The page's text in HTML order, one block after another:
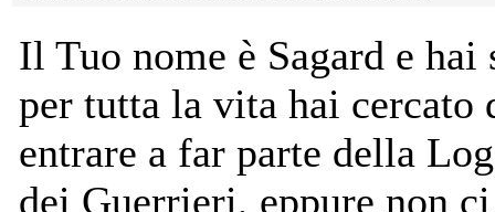
Il Tuo nome è Sagard e hai
per tutta la vita hai cercato
entrare a far parte della
dei Guerrieri, eppure non